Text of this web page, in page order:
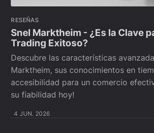
RESEÑAS
Snel Marktheim - ¿Es la Clave
Trading Exitoso?
Descubre las características
Marktheim, sus conocimientos en
accesibilidad para un comercio
su fiabilidad hoy!
4 JUN. 2026